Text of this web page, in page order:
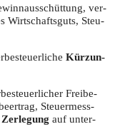
ver­
Wirt­schafts­guts, Steu­
Kür­zun­
Frei­be­
Steu­er­mess­
Zer­le­gung auf unter­